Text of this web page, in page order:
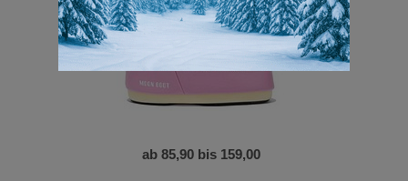
ab 85,90 bis 159,00